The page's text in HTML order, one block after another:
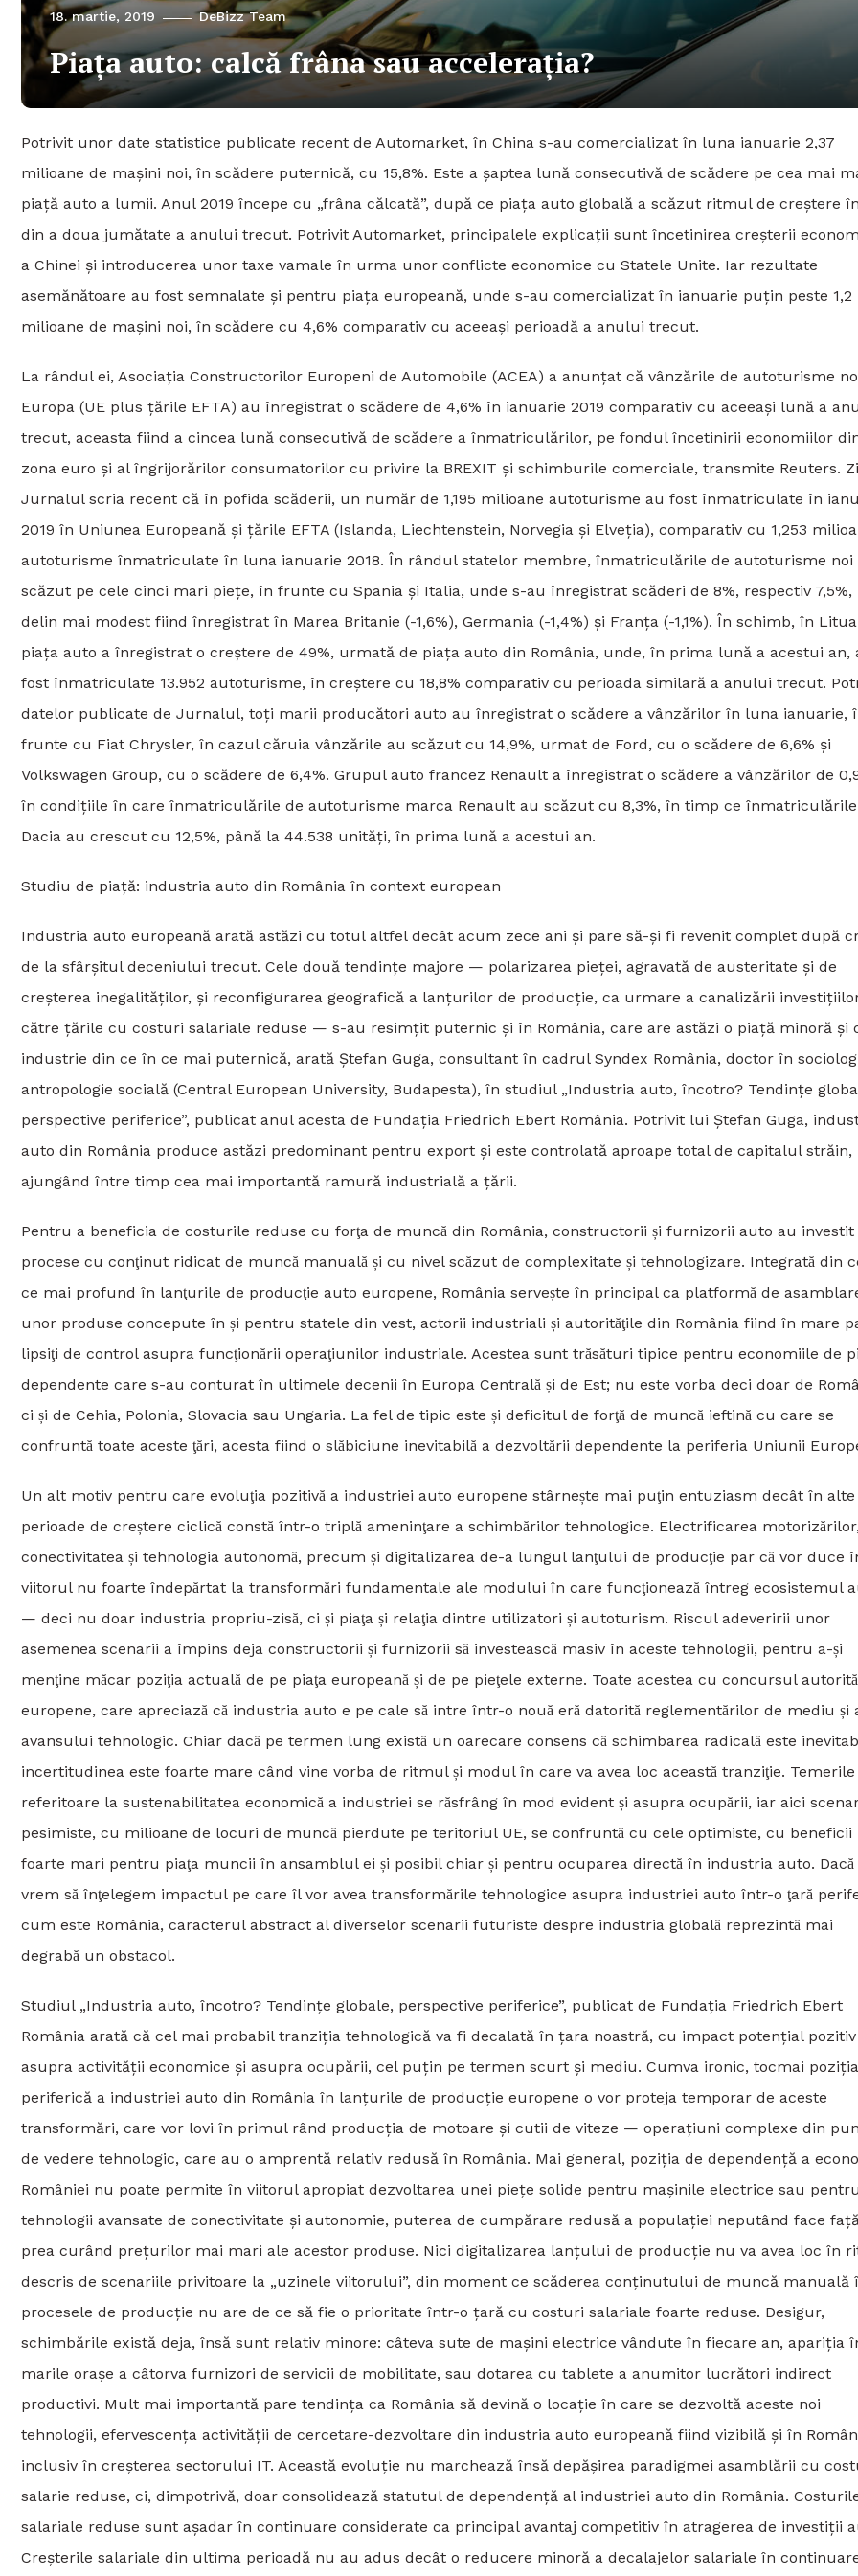
18. martie, 2019 DeBizz Team
Piața auto: calcă frâna sau accelerația?
Potrivit unor date statistice publicate recent de Automarket, în China s-au comercializat în luna ianuarie 2,37
milioane de mașini noi, în scădere puternică, cu 15,8%. Este a șaptea lună consecutivă de scădere pe cea mai
piață auto a lumii. Anul 2019 începe cu „frâna călcată”, după ce piața auto globală a scăzut ritmul de creștere
din a doua jumătate a anului trecut. Potrivit Automarket, principalele explicații sunt încetinirea creșterii
a Chinei și introducerea unor taxe vamale în urma unor conflicte economice cu Statele Unite. Iar rezultate
asemănătoare au fost semnalate și pentru piața europeană, unde s-au comercializat în ianuarie puțin peste 1,2
milioane de mașini noi, în scădere cu 4,6% comparativ cu aceeași perioadă a anului trecut.
La rândul ei, Asociaţia Constructorilor Europeni de Automobile (ACEA) a anunţat că vânzările de autoturisme
Europa (UE plus ţările EFTA) au înregistrat o scădere de 4,6% în ianuarie 2019 comparativ cu aceeaşi lună a
trecut, aceasta fiind a cincea lună consecutivă de scădere a înmatriculărilor, pe fondul încetinirii economiilor
zona euro şi al îngrijorărilor consumatorilor cu privire la BREXIT şi schimburile comerciale, transmite Reuters.
Jurnalul scria recent că în pofida scăderii, un număr de 1,195 milioane autoturisme au fost înmatriculate în
2019 în Uniunea Europeană şi ţările EFTA (Islanda, Liechtenstein, Norvegia şi Elveţia), comparativ cu 1,253
autoturisme înmatriculate în luna ianuarie 2018. În rândul statelor membre, înmatriculările de autoturisme noi
scăzut pe cele cinci mari pieţe, în frunte cu Spania şi Italia, unde s-au înregistrat scăderi de 8%, respectiv 7,5%,
delin mai modest fiind înregistrat în Marea Britanie (-1,6%), Germania (-1,4%) şi Franţa (-1,1%). În schimb, în
piaţa auto a înregistrat o creştere de 49%, urmată de piaţa auto din România, unde, în prima lună a acestui an,
fost înmatriculate 13.952 autoturisme, în creştere cu 18,8% comparativ cu perioada similară a anului trecut.
datelor publicate de Jurnalul, toţi marii producători auto au înregistrat o scădere a vânzărilor în luna ianuarie,
frunte cu Fiat Chrysler, în cazul căruia vânzările au scăzut cu 14,9%, urmat de Ford, cu o scădere de 6,6% şi
Volkswagen Group, cu o scădere de 6,4%. Grupul auto francez Renault a înregistrat o scădere a vânzărilor de
în condiţiile în care înmatriculările de autoturisme marca Renault au scăzut cu 8,3%, în timp ce înmatriculările
Dacia au crescut cu 12,5%, până la 44.538 unităţi, în prima lună a acestui an.
Studiu de piață: industria auto din România în context european
Industria auto europeană arată astăzi cu totul altfel decât acum zece ani și pare să-și fi revenit complet după
de la sfârșitul deceniului trecut. Cele două tendinţe majore — polarizarea pieţei, agravată de austeritate și de
creșterea inegalităţilor, și reconfigurarea geografică a lanţurilor de producţie, ca urmare a canalizării
către ţările cu costuri salariale reduse — s-au resimţit puternic și în România, care are astăzi o piaţă minoră și
industrie din ce în ce mai puternică, arată Ştefan Guga, consultant în cadrul Syndex România, doctor în
antropologie socială (Central European University, Budapesta), în studiul „Industria auto, încotro? Tendinţe
perspective periferice”, publicat anul acesta de Fundaţia Friedrich Ebert România. Potrivit lui Ştefan Guga,
auto din România produce astăzi predominant pentru export și este controlată aproape total de capitalul străin,
ajungând între timp cea mai importantă ramură industrială a ţării.
Pentru a beneficia de costurile reduse cu forţa de muncă din România, constructorii și furnizorii auto au investit
procese cu conţinut ridicat de muncă manuală și cu nivel scăzut de complexitate și tehnologizare. Integrată din
ce mai profund în lanţurile de producţie auto europene, România servește în principal ca platformă de
unor produse concepute în și pentru statele din vest, actorii industriali și autorităţile din România fiind în mare
lipsiţi de control asupra funcţionării operaţiunilor industriale. Acestea sunt trăsături tipice pentru economiile de
dependente care s-au conturat în ultimele decenii în Europa Centrală și de Est; nu este vorba deci doar de
ci și de Cehia, Polonia, Slovacia sau Ungaria. La fel de tipic este și deficitul de forţă de muncă ieftină cu care se
confruntă toate aceste ţări, acesta fiind o slăbiciune inevitabilă a dezvoltării dependente la periferia Uniunii
Un alt motiv pentru care evoluţia pozitivă a industriei auto europene stârnește mai puţin entuziasm decât în alte
perioade de creștere ciclică constă într-o triplă ameninţare a schimbărilor tehnologice. Electrificarea motorizărilor,
conectivitatea și tehnologia autonomă, precum și digitalizarea de-a lungul lanţului de producţie par că vor duce
viitorul nu foarte îndepărtat la transformări fundamentale ale modului în care funcţionează întreg ecosistemul
— deci nu doar industria propriu-zisă, ci și piaţa și relaţia dintre utilizatori și autoturism. Riscul adeveririi unor
asemenea scenarii a împins deja constructorii și furnizorii să investească masiv în aceste tehnologii, pentru a-și
menţine măcar poziţia actuală de pe piaţa europeană și de pe pieţele externe. Toate acestea cu concursul
europene, care apreciază că industria auto e pe cale să intre într-o nouă eră datorită reglementărilor de mediu și
avansului tehnologic. Chiar dacă pe termen lung există un oarecare consens că schimbarea radicală este
incertitudinea este foarte mare când vine vorba de ritmul și modul în care va avea loc această tranziţie. Temerile
referitoare la sustenabilitatea economică a industriei se răsfrâng în mod evident și asupra ocupării, iar aici
pesimiste, cu milioane de locuri de muncă pierdute pe teritoriul UE, se confruntă cu cele optimiste, cu beneficii
foarte mari pentru piaţa muncii în ansamblul ei și posibil chiar și pentru ocuparea directă în industria auto. Dacă
vrem să înţelegem impactul pe care îl vor avea transformările tehnologice asupra industriei auto într-o ţară
cum este România, caracterul abstract al diverselor scenarii futuriste despre industria globală reprezintă mai
degrabă un obstacol.
Studiul „Industria auto, încotro? Tendinţe globale, perspective periferice”, publicat de Fundaţia Friedrich Ebert
România arată că cel mai probabil tranziţia tehnologică va fi decalată în țara noastră, cu impact potenţial pozitiv
asupra activităţii economice și asupra ocupării, cel puţin pe termen scurt și mediu. Cumva ironic, tocmai poziţia
periferică a industriei auto din România în lanţurile de producţie europene o vor proteja temporar de aceste
transformări, care vor lovi în primul rând producţia de motoare și cutii de viteze — operaţiuni complexe din
de vedere tehnologic, care au o amprentă relativ redusă în România. Mai general, poziţia de dependenţă a
României nu poate permite în viitorul apropiat dezvoltarea unei pieţe solide pentru mașinile electrice sau pentru
tehnologii avansate de conectivitate și autonomie, puterea de cumpărare redusă a populaţiei neputând face
prea curând preţurilor mai mari ale acestor produse. Nici digitalizarea lanţului de producţie nu va avea loc în
descris de scenariile privitoare la „uzinele viitorului”, din moment ce scăderea conţinutului de muncă manuală
procesele de producţie nu are de ce să fie o prioritate într-o ţară cu costuri salariale foarte reduse. Desigur,
schimbările există deja, însă sunt relativ minore: câteva sute de mașini electrice vândute în fiecare an, apariţia
marile orașe a câtorva furnizori de servicii de mobilitate, sau dotarea cu tablete a anumitor lucrători indirect
productivi. Mult mai importantă pare tendinţa ca România să devină o locaţie în care se dezvoltă aceste noi
tehnologii, efervescenţa activităţii de cercetare-dezvoltare din industria auto europeană fiind vizibilă și în
inclusiv în creșterea sectorului IT. Această evoluţie nu marchează însă depășirea paradigmei asamblării cu
salarie reduse, ci, dimpotrivă, doar consolidează statutul de dependenţă al industriei auto din România.
salariale reduse sunt așadar în continuare considerate ca principal avantaj competitiv în atragerea de investiţii
Creșterile salariale din ultima perioadă nu au adus decât o reducere minoră a decalajelor salariale în